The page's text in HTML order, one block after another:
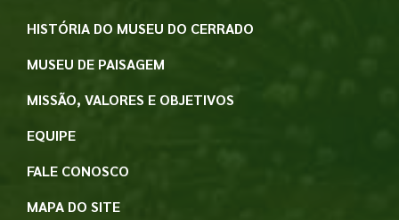
HISTÓRIA DO MUSEU DO CERRADO
MUSEU DE PAISAGEM
MISSÃO, VALORES E OBJETIVOS
EQUIPE
FALE CONOSCO
MAPA DO SITE